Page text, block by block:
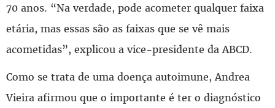
70 anos. “Na verdade, pode acometer qualquer faixa
etária, mas essas são as faixas que se vê mais
acometidas”, explicou a vice-presidente da ABCD.
Como se trata de uma doença autoimune, Andrea
Vieira afirmou que o importante é ter o diagnóstico